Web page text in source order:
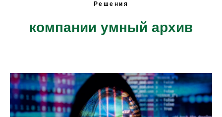
Решения
компании умный архив